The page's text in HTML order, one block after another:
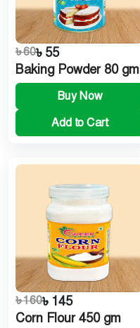
৳ 60৳ 55
Baking Powder 80 gm
Buy Now
Add to Cart
৳ 160৳ 145
Corn Flour 450 gm